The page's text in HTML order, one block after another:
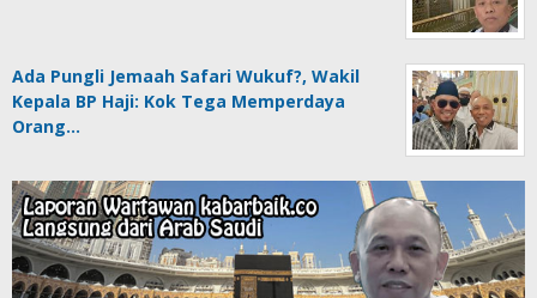
Ada Pungli Jemaah Safari Wukuf?, Wakil
Kepala BP Haji: Kok Tega Memperdaya
Orang…